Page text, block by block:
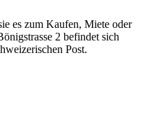
es zum Kaufen, Miete oder
2 befindet sich
Post.